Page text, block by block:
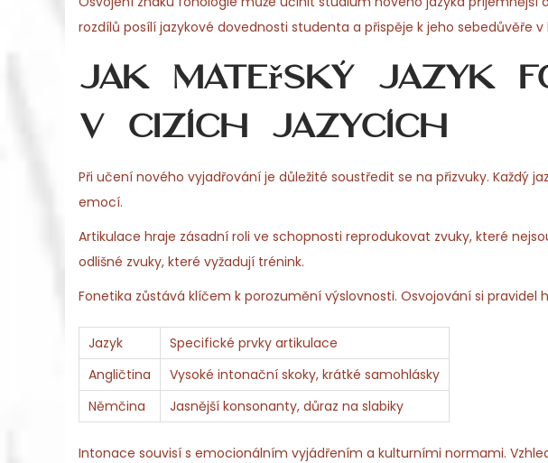
rozdílů posílí jazykové dovednosti studenta a přispěje k jeho sebedůvěře v
Jak mateřský jazyk
v cizích jazycích
Při učení nového vyjadřování je důležité soustředit se na přizvuky. Každý
emocí.
Artikulace hraje zásadní roli ve schopnosti reprodukovat zvuky, které
odlišné zvuky, které vyžadují trénink.
Fonetika zůstává klíčem k porozumění výslovnosti. Osvojování si
Jazyk
Specifické prvky artikulace
Angličtina
Vysoké intonační skoky, krátké samohlásky
Němčina
Jasnější konsonanty, důraz na slabiky
Intonace souvisí s emocionálním vyjádřením a kulturními normami.